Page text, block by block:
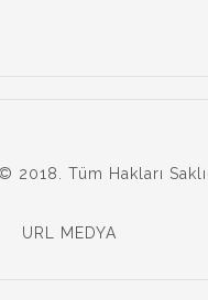
2018. Tüm Hakları
URL MEDYA